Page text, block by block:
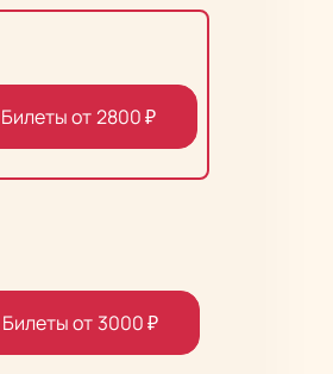
Билеты от 2800₽
Билеты от 3000₽